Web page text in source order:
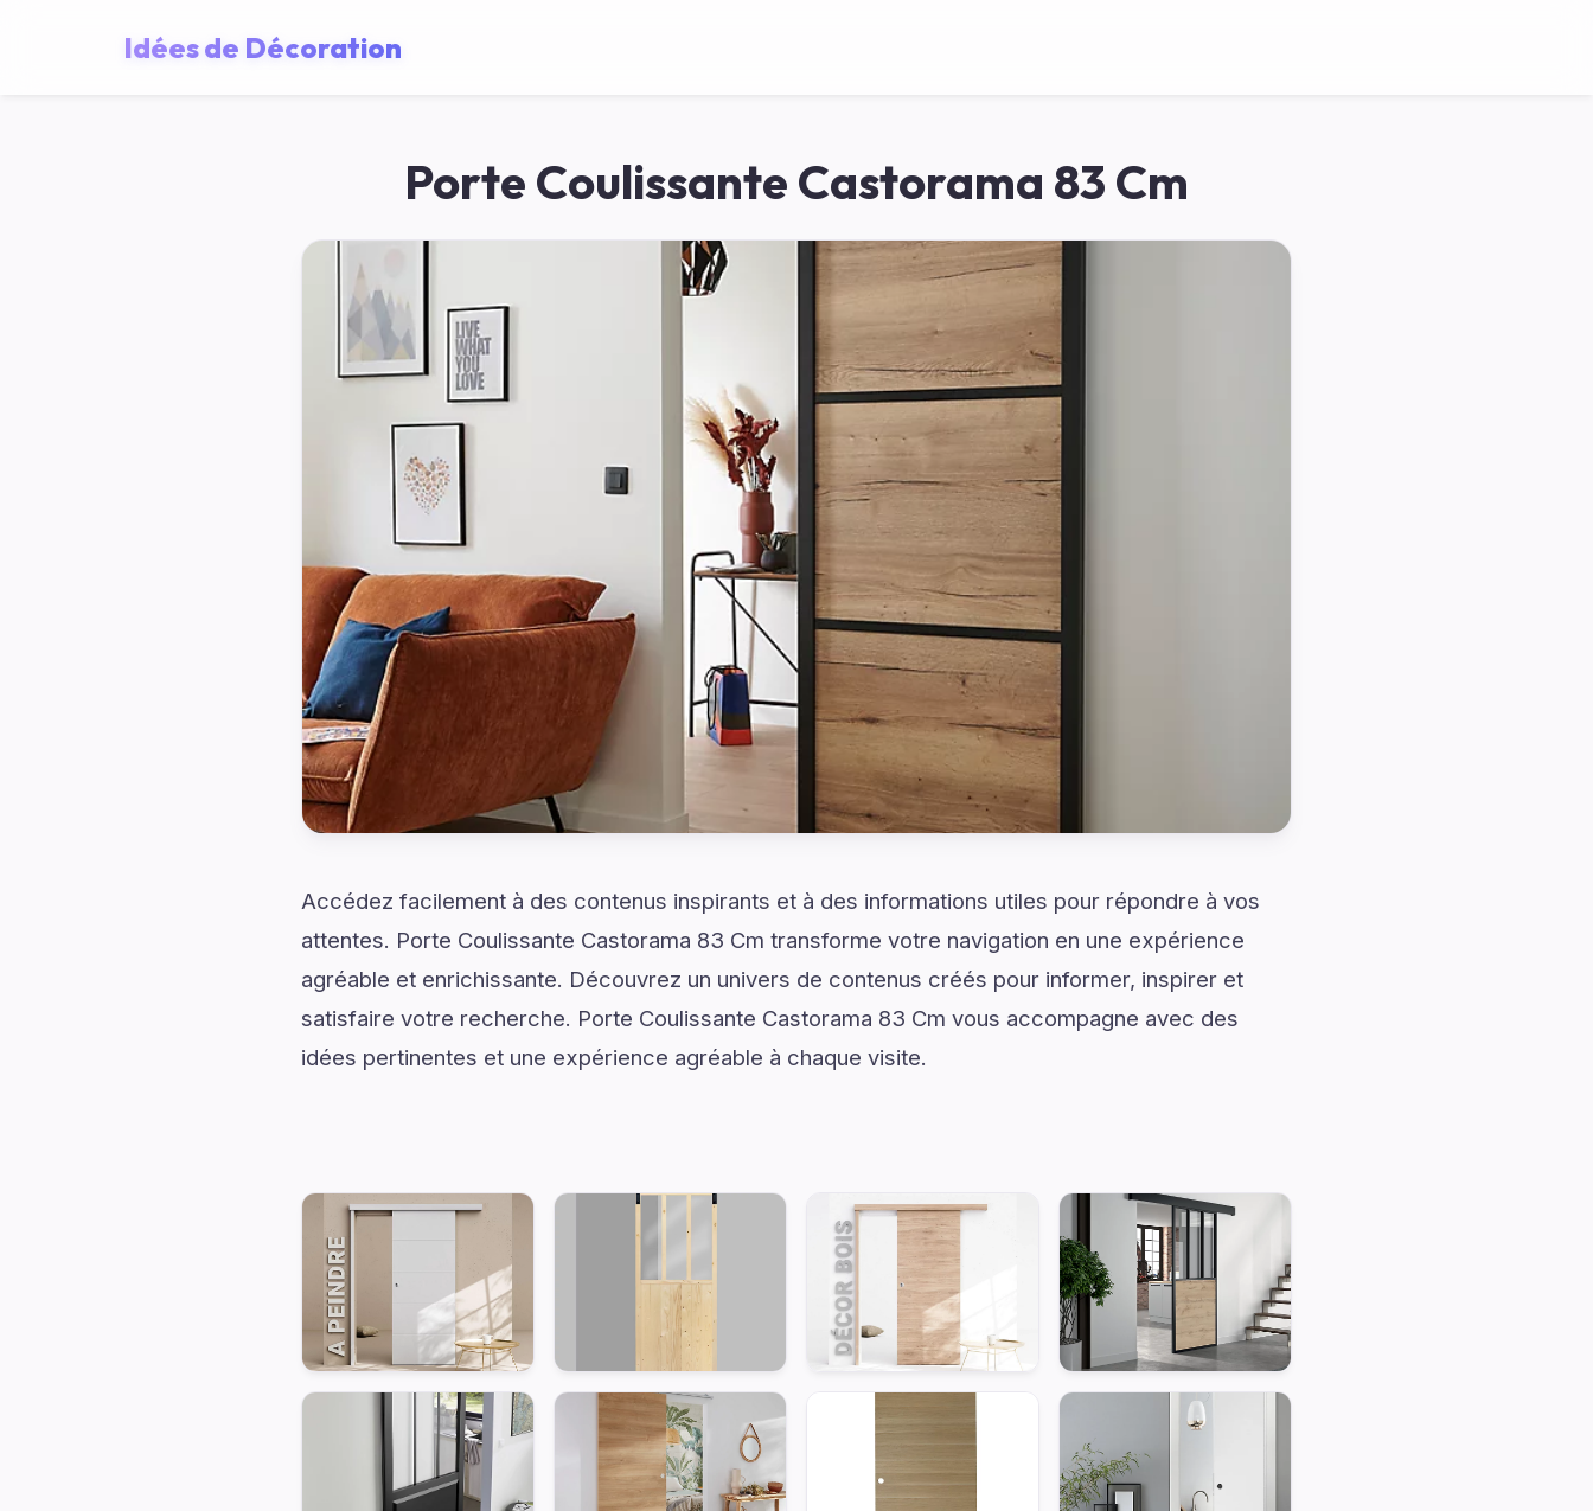
Idées de Décoration
Porte Coulissante Castorama 83 Cm
Accédez facilement à des contenus inspirants et à des informations utiles pour répondre à vos
attentes. Porte Coulissante Castorama 83 Cm transforme votre navigation en une expérience
agréable et enrichissante. Découvrez un univers de contenus créés pour informer, inspirer et
satisfaire votre recherche. Porte Coulissante Castorama 83 Cm vous accompagne avec des
idées pertinentes et une expérience agréable à chaque visite.